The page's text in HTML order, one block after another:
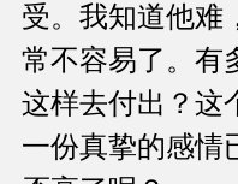
受。我知道他难
常不容易了。有
这样去付出？这
一份真挚的感情